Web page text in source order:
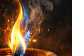
सम्मुख पांडव पाँच बिचारे
समर की प्रतिक्षा में सारे
थे जी || रणभूमि के सभी
उन्हें उदास लगे | ...